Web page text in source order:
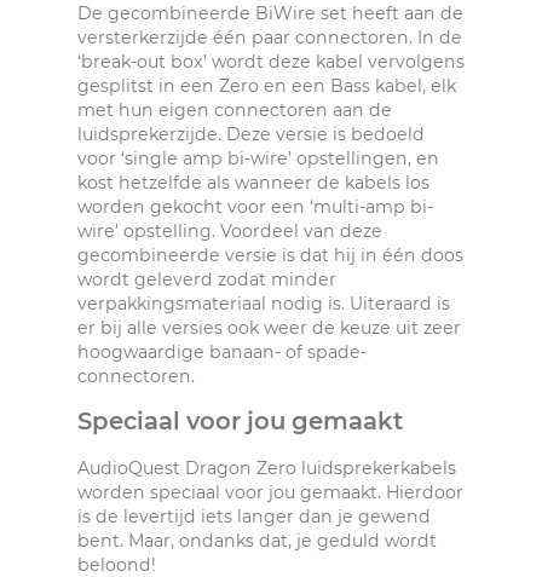
De gecombineerde BiWire set heeft aan de
versterkerzijde één paar connectoren. In de
‘break-out box’ wordt deze kabel vervolgens
gesplitst in een Zero en een Bass kabel, elk
met hun eigen connectoren aan de
luidsprekerzijde. Deze versie is bedoeld
voor ‘single amp bi-wire’ opstellingen, en
kost hetzelfde als wanneer de kabels los
worden gekocht voor een ‘multi-amp bi-
wire’ opstelling. Voordeel van deze
gecombineerde versie is dat hij in één doos
wordt geleverd zodat minder
verpakkingsmateriaal nodig is. Uiteraard is
er bij alle versies ook weer de keuze uit zeer
hoogwaardige banaan- of spade-
connectoren.
Speciaal voor jou gemaakt
AudioQuest Dragon Zero luidsprekerkabels
worden speciaal voor jou gemaakt. Hierdoor
is de levertijd iets langer dan je gewend
bent. Maar, ondanks dat, je geduld wordt
beloond!